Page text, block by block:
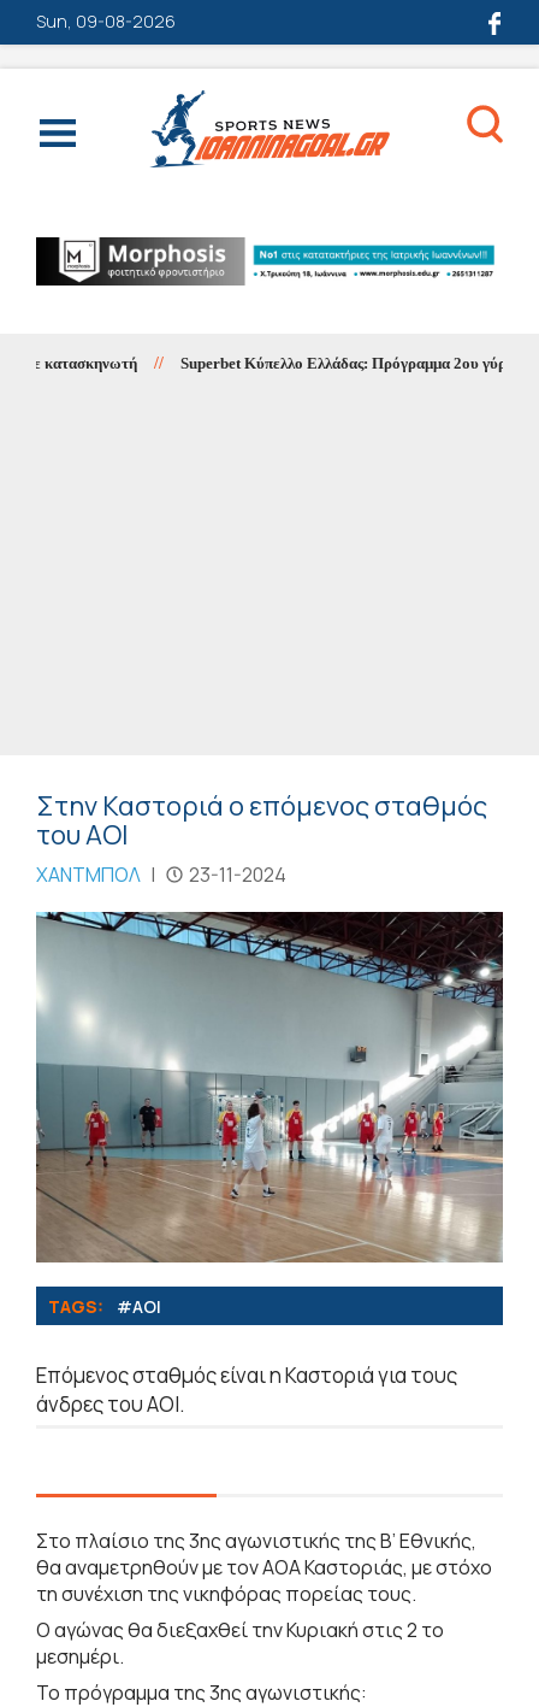
Sun, 09-08-2026
κατασκηνωτή // Superbet Κύπελλο Ελλάδας: Πρόγραμμα 2ου γύρου 1ης
Στην Καστοριά ο επόμενος σταθμός
του ΑΟΙ
ΧΑΝΤΜΠΟΛ | 23-11-2024
TAGS: #ΑΟΙ
Επόμενος σταθμός είναι η Καστοριά για τους
άνδρες του ΑΟΙ.
Στο πλαίσιο της 3ης αγωνιστικής της Β’ Εθνικής,
θα αναμετρηθούν με τον ΑΟΑ Καστοριάς, με στόχο
τη συνέχιση της νικηφόρας πορείας τους.
Ο αγώνας θα διεξαχθεί την Κυριακή στις 2 το
μεσημέρι.
Το πρόγραμμα της 3ης αγωνιστικής: